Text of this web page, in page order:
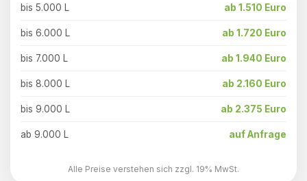
bis 5.000 L ab 1.510 Euro
bis 6.000 L ab 1.720 Euro
bis 7.000 L ab 1.940 Euro
bis 8.000 L ab 2.160 Euro
bis 9.000 L ab 2.375 Euro
ab 9.000 L auf Anfrage
Alle Preise verstehen sich zzgl. 19% MwSt.